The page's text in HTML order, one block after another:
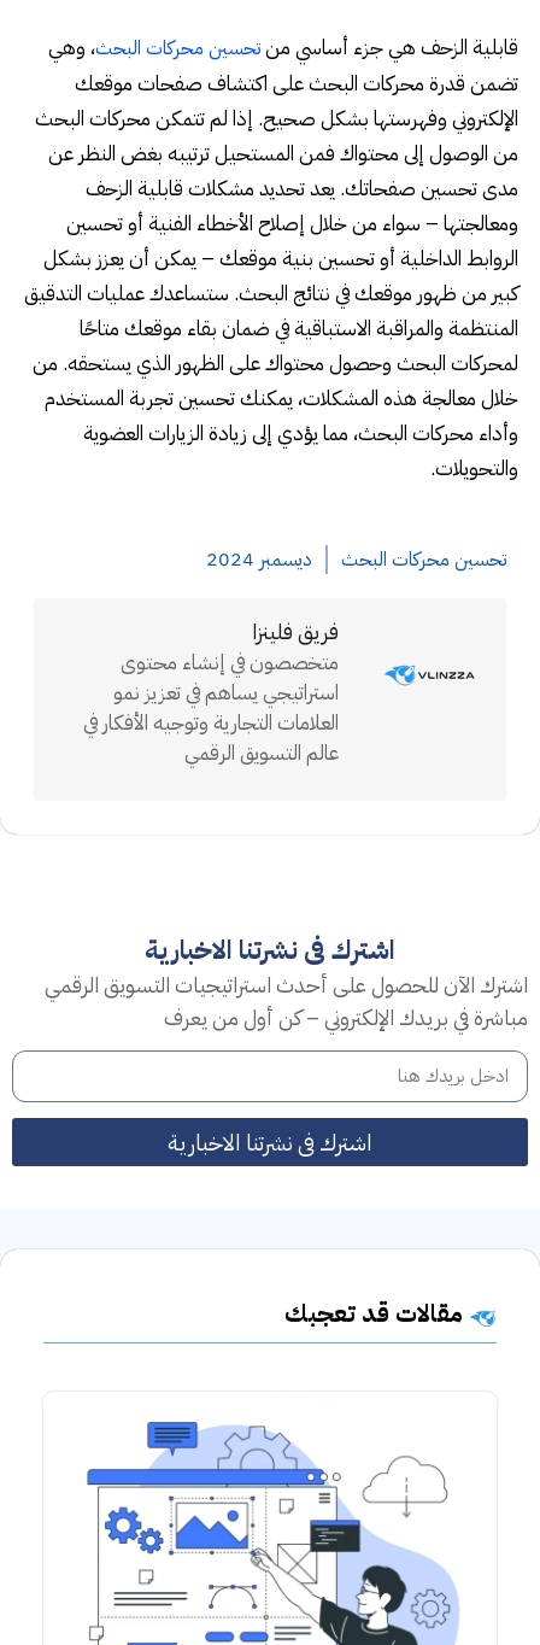
قابلية الزحف هي جزء أساسي منتحسين محركات البحث، وهي
تضمن قدرة محركات البحث على اكتشاف صفحات موقعك
الإلكتروني وفهرستها بشكل صحيح. إذا لم تتمكن محركات البحث
من الوصول إلى محتواك فمن المستحيل ترتيبه بغض النظر عن
مدى تحسين صفحاتك. يعد تحديد مشكلات قابلية الزحف
ومعالجتها – سواء من خلال إصلاح الأخطاء الفنية أو تحسين
الروابط الداخلية أو تحسين بنية موقعك – ​​يمكن أن يعزز بشكل
كبير من ظهور موقعك في نتائج البحث. ستساعدك عمليات التدقيق
المنتظمة والمراقبة الاستباقية في ضمان بقاء موقعك متاحًا
لمحركات البحث وحصول محتواك على الظهور الذي يستحقه. من
خلال معالجة هذه المشكلات، يمكنك تحسين تجربة المستخدم
وأداء محركات البحث، مما يؤدي إلى زيادة الزيارات العضوية
والتحويلات.
تحسين محركات البحث ديسمبر 2024
فريق فلينزا
متخصصون في إنشاء محتوى
استراتيجي يساهم في تعزيز نمو
العلامات التجارية وتوجيه الأفكار في
عالم التسويق الرقمي
اشترك فى نشرتنا الاخبارية
اشترك الآن للحصول على أحدث استراتيجيات التسويق الرقمي
مباشرة في بريدك الإلكتروني – كن أول من يعرف
اشترك فى نشرتنا الاخبارية
مقالات قد تعجبك